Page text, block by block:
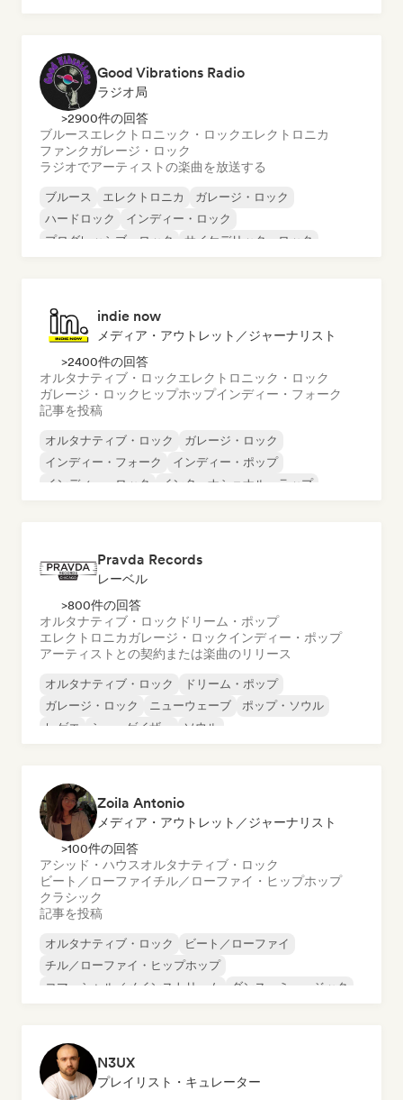
Good Vibrations Radio
ラジオ局
>2900件の回答
ブルースエレクトロニック・ロックエレクトロニカ
ファンクガレージ・ロック
ラジオでアーティストの楽曲を放送する
ブルース エレクトロニカ
ガレージ・ロック
ハードロック
インディー・ロック
プログレッシブ・ロック
サイケデリック・ロック
indie now
メディア・アウトレット／ジャーナリスト
>2400件の回答
オルタナティブ・ロックエレクトロニック・ロック
ガレージ・ロック ヒップホップインディー・フォーク
記事を投稿
オルタナティブ・ロック
ガレージ・ロック
インディー・フォーク
インディー・ポップ
インディー・ロック
インターナショナル・ラップ
Pravda Records
レーベル
>800件の回答
オルタナティブ・ロック ドリーム・ポップ
エレクトロニカガレージ・ロックインディー・ポップ
アーティストとの契約または楽曲のリリース
オルタナティブ・ロック
ドリーム・ポップ
ガレージ・ロック
ニューウェーブ
ポップ・ソウル
レゲエ
シューゲイザー ソウル
Zoila Antonio
メディア・アウトレット／ジャーナリスト
>100件の回答
アシッド・ハウスオルタナティブ・ロック
ビート／ローファイチル／ローファイ・ヒップホップ
クラシック
記事を投稿
オルタナティブ・ロック
ビート／ローファイ
チル／ローファイ・ヒップホップ
コマーシャル／メインストリーム
ダンス・ミュージック
N3UX
プレイリスト・キュレーター